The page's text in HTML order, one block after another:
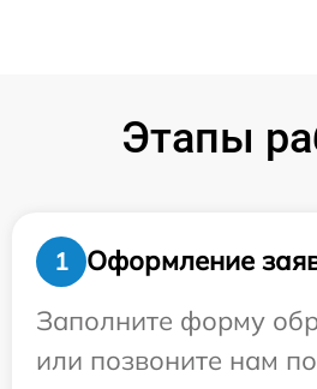
Этапы
1
Оформление
Заполните форму
или позвоните нам